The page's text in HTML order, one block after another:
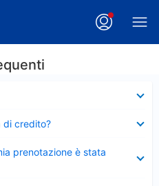
di credito?
prenotazione è stata